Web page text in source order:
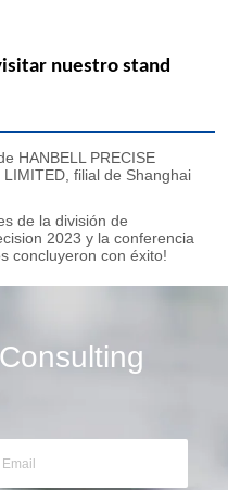
HANBELL PRECISE
LIMITED, filial de Shanghai
de la división de
2023 y la conferencia
concluyeron con éxito!